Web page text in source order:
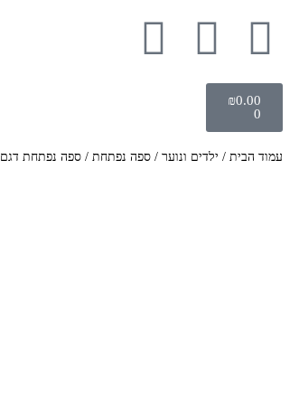
₪0.00
0
עמוד הבית / ילדים ונוער / ספה נפתחת / ספה נפתחת דגם BK-6012